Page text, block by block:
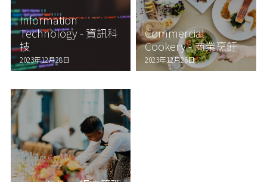
Information
Technology - 資訊科
技
2023年12月28日
Commercial
Cookery - 商業烹飪
2023年12月26日